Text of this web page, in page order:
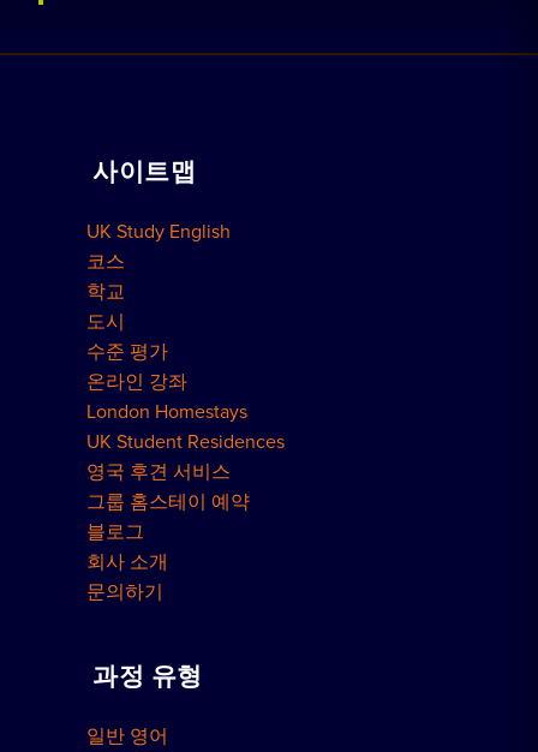
학교 보기
홈스테이 예약하기
사이트맵
UK Study English
코스
학교
도시
수준 평가
온라인 강좌
London Homestays
UK Student Residences
영국 후견 서비스
그룹 홈스테이 예약
블로그
회사 소개
문의하기
과정 유형
일반 영어